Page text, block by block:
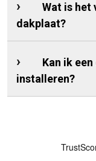
Wat is het
dakplaat?
Kan ik
installeren?